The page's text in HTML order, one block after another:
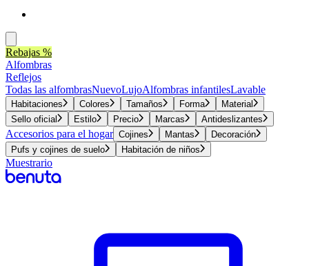
Rebajas %
Alfombras
Reflejos
Todas las alfombrasNuevoLujoAlfombras infantilesLavable
Habitaciones Colores Tamaños Forma
Material
Sello oficial
Estilo Precio Marcas Antideslizantes
Accesorios para el hogar Cojines Mantas
Decoración
Pufs y cojines de suelo
Habitación de niños
Muestrario